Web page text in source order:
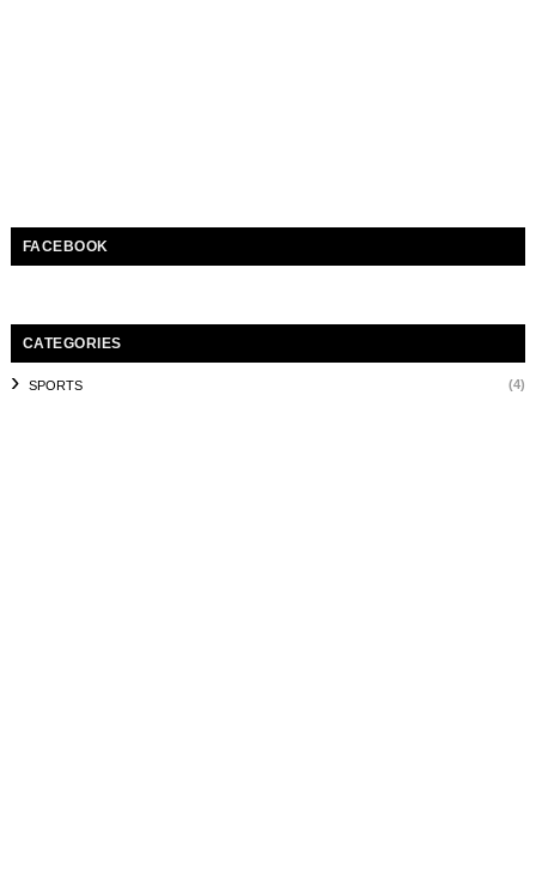
FACEBOOK
CATEGORIES
SPORTS (4)